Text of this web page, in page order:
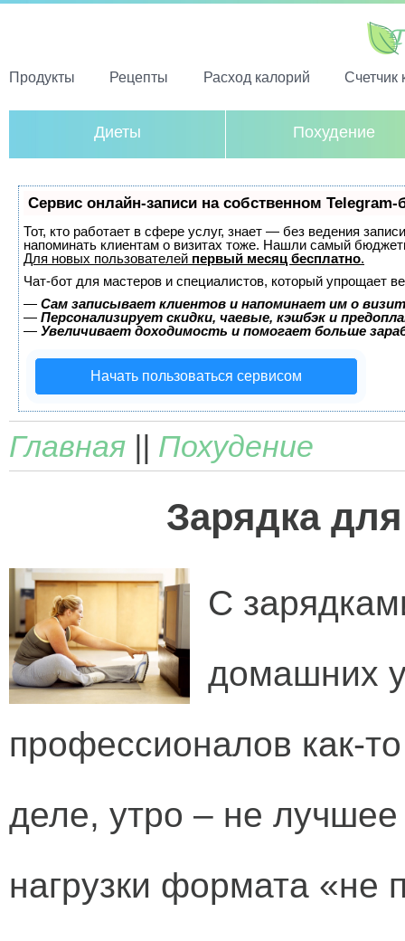
Продукты Рецепты Расход калорий Счетчик
Диеты Похудение
Сервис онлайн-записи на собственном Telegram-
Тот, кто работает в сфере услуг, знает — без ведения
напоминать клиентам о визитах тоже. Нашли самый
Для новых пользователей первый месяц бесплатно.
Чат-бот для мастеров и специалистов, который упрощает
— Сам записывает клиентов и напоминает им о
— Персонализирует скидки, чаевые, кэшбэк и
— Увеличивает доходимость и помогает больше
Начать пользоваться сервисом
Главная || Похудение
Зарядка
С
домашних
профессионалов как-
деле, утро – не
нагрузки формата «не